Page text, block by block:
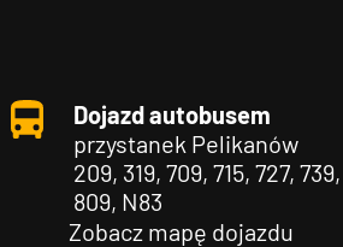
Dojazd autobusem
przystanek Pelikanów
209, 319, 709, 715, 727, 739,
809, N83
Zobacz mapę dojazdu